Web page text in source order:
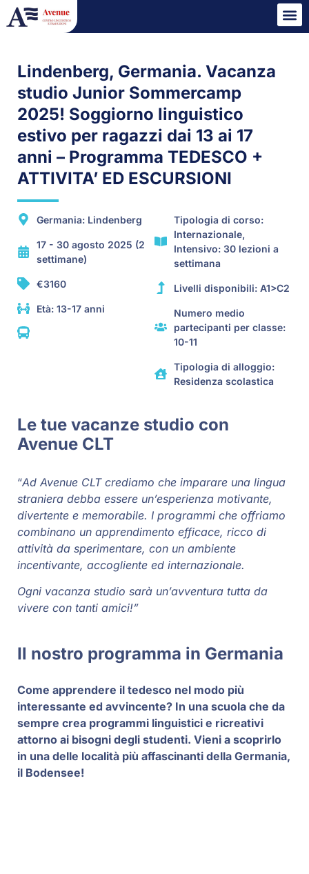
Lindenberg, Germania. Vacanza
studio Junior Sommercamp
2025! Soggiorno linguistico
estivo per ragazzi dai 13 ai 17
anni – Programma TEDESCO +
ATTIVITA’ ED ESCURSIONI
Germania: Lindenberg
17 - 30 agosto 2025 (2
settimane)
€3160
Età: 13-17 anni
Tipologia di corso:
Internazionale,
Intensivo: 30 lezioni a
settimana
Livelli disponibili: A1>C2
Numero medio
partecipanti per classe:
10-11
Tipologia di alloggio:
Residenza scolastica
Le tue vacanze studio con
Avenue CLT
“Ad Avenue CLT crediamo che imparare una lingua
straniera debba essere un’esperienza motivante,
divertente e memorabile. I programmi che offriamo
combinano un apprendimento efficace, ricco di
attività da sperimentare, con un ambiente
incentivante, accogliente ed internazionale.
Ogni vacanza studio sarà un’avventura tutta da
vivere con tanti amici!”
Il nostro programma in Germania
Come apprendere il tedesco nel modo più
interessante ed avvincente? In una scuola che da
sempre crea programmi linguistici e ricreativi
attorno ai bisogni degli studenti. Vieni a scoprirlo
in una delle località più affascinanti della Germania,
il Bodensee!